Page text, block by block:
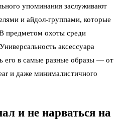
упоминания заслуживают
и айдол-группами, которые
предметом охоты среди
аксессуара
его в самые разные образы — от
и даже минималистичного
и не нарваться на